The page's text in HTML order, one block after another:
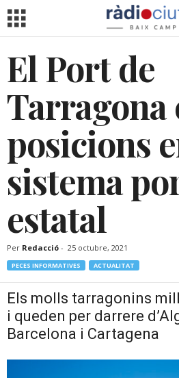
El Port de
Tarragona
posicions
sistema
estatal
Per Redacció - 25 octubre, 2021
PECES INFORMATIVES ACTUALITAT
Els molls tarragonins
i queden per darrere
Barcelona i Cartagena